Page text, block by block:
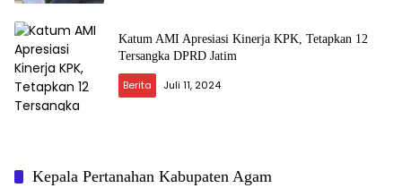
Katum AMI Apresiasi Kinerja KPK, Tetapkan 12
Tersangka DPRD Jatim
Berita Juli 11, 2024
Kepala Pertanahan Kabupaten Agam